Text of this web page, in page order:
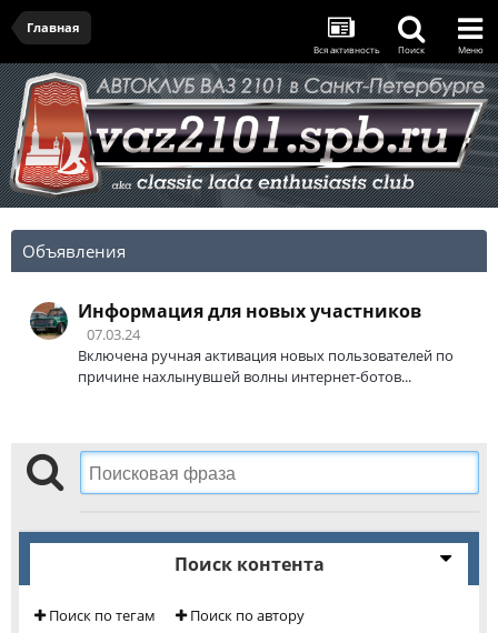
Главная
Вся активность Поиск Меню
Объявления
Информация для новых участников
07.03.24
Включена ручная активация новых пользователей по
причине нахлынувшей волны интернет-ботов...
Поиск контента
Поиск по тегам Поиск по автору